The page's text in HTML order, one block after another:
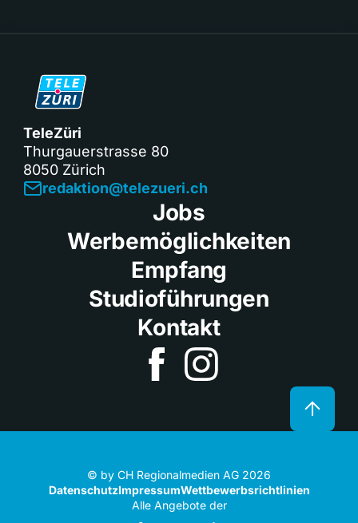
TeleZüri
Thurgauerstrasse 80
8050 Zürich
redaktion@telezueri.ch
Jobs
Werbemöglichkeiten
Empfang
Studioführungen
Kontakt
© by CH Regionalmedien AG 2026
DatenschutzImpressumWettbewerbsrichtlinien
Alle Angebote der